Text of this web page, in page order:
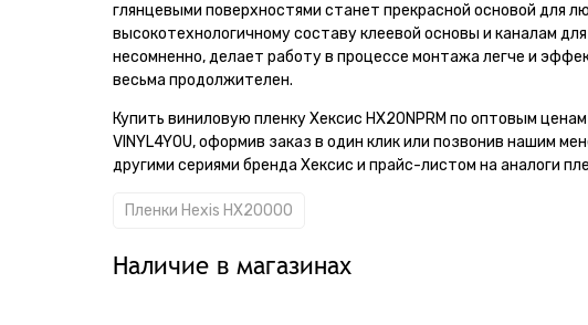
глянцевыми поверхностями станет прекрасной основой для
высокотехнологичному составу клеевой основы и каналам
несомненно, делает работу в процессе монтажа легче и
весьма продолжителен.
Купить виниловую пленку Хексис HX20NPRM по оптовым
VINYL4YOU, оформив заказ в один клик или позвонив нашим
другими сериями бренда Хексис и прайс-листом на аналоги
Пленки Hexis HX20000
Наличие в магазинах